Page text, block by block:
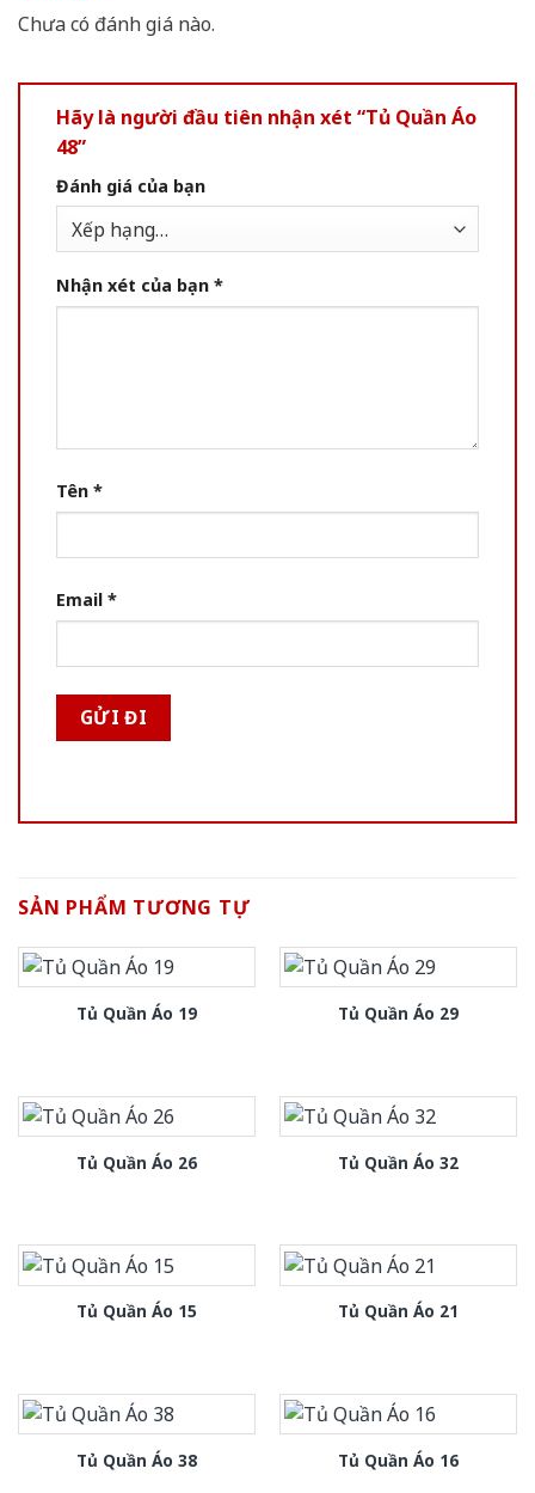
Chưa có đánh giá nào.
Hãy là người đầu tiên nhận xét “Tủ Quần Áo
48”
Đánh giá của bạn
Nhận xét của bạn *
Tên *
Email *
SẢN PHẨM TƯƠNG TỰ
Tủ Quần Áo 19 Tủ Quần Áo 29
Tủ Quần Áo 26 Tủ Quần Áo 32
Tủ Quần Áo 15 Tủ Quần Áo 21
Tủ Quần Áo 38 Tủ Quần Áo 16